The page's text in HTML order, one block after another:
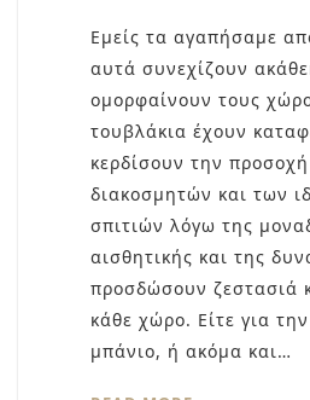
Εμείς τα αγαπήσαμε
αυτά συνεχίζουν
ομορφαίνουν τους
τουβλάκια έχουν
κερδίσουν την
διακοσμητών και των
σπιτιών λόγω της
αισθητικής και της
προσδώσουν ζεστασιά
κάθε χώρο. Είτε για
μπάνιο, ή ακόμα και…